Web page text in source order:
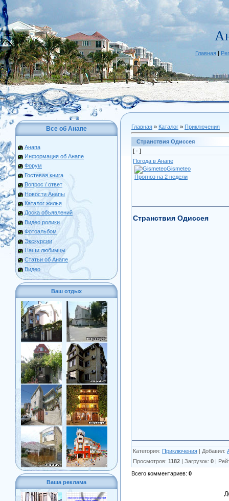
Главная|
Все об Анапе
Анапа
Информация об Анапе
Форум
Гостевая книга
Вопрос / ответ
Новости Анапы
Каталог жилья
Доска объявлений
Видео ролики
Фотоальбом
Экскурсии
Наши любимцы
Статьи об Анапе
Видео
Ваш отдых
Ваша реклама
Главная » Каталог » Приключения
Странствия Одиссея
[ · ]
Погода в Анапе
Gismeteo
Прогноз на 2 недели
Странствия Одиссея
Категория: Приключения | Добавил:
Просмотров: 1182 | Загрузок: 0 |
Всего комментариев: 0